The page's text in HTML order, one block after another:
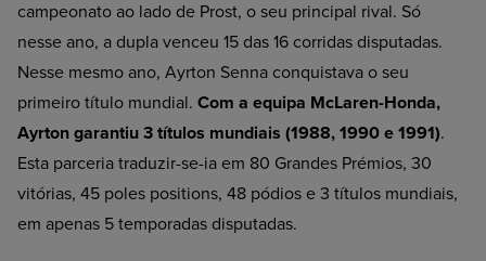
campeonato ao lado de Prost, o seu principal rival. Só
nesse ano, a dupla venceu 15 das 16 corridas disputadas.
Nesse mesmo ano, Ayrton Senna conquistava o seu
primeiro título mundial. Com a equipa McLaren-Honda,
Ayrton garantiu 3 títulos mundiais (1988, 1990 e 1991).
Esta parceria traduzir-se-ia em 80 Grandes Prémios, 30
vitórias, 45 poles positions, 48 pódios e 3 títulos mundiais,
em apenas 5 temporadas disputadas.